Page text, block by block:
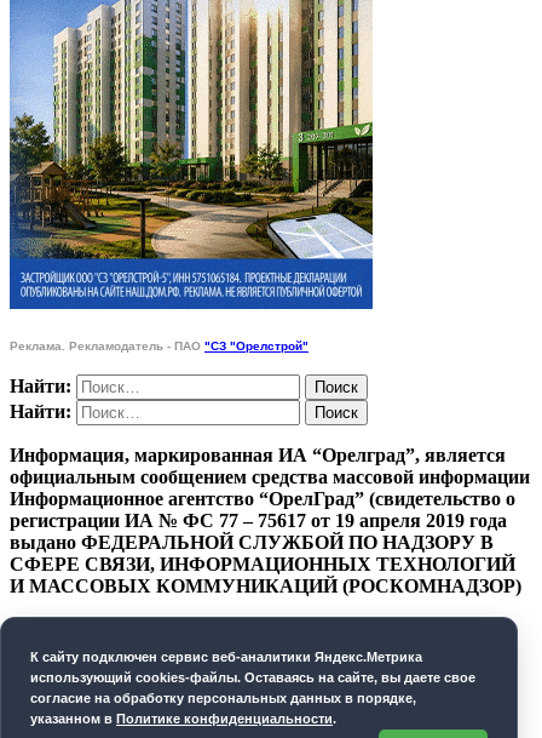
Реклама. Рекламодатель - ПАО "СЗ "Орелстрой"
Найти:
Найти:
Информация, маркированная ИА “Орелград”, является
официальным сообщением средства массовой информации
Информационное агентство “ОрелГрад” (свидетельство о
регистрации ИА № ФС 77 – 75617 от 19 апреля 2019 года
выдано ФЕДЕРАЛЬНОЙ СЛУЖБОЙ ПО НАДЗОРУ В
СФЕРЕ СВЯЗИ, ИНФОРМАЦИОННЫХ ТЕХНОЛОГИЙ
И МАССОВЫХ КОММУНИКАЦИЙ (РОСКОМНАДЗОР)
СОГЛАСИЕ НА ОБРАБОТКУ ПЕРСОНАЛЬНЫХ
ДАННЫХ
К cайту подключен сервис веб-аналитики Яндекс.Метрика
использующий cookies-файлы. Оставаясь на сайте, вы даете свое
согласие на обработку персональных данных в порядке,
указанном в Политике конфиденциальности.